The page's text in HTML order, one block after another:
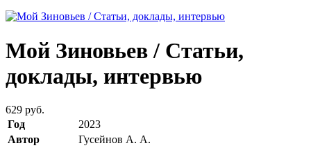
Мой Зиновьев / Статьи,
доклады, интервью
629 руб.
Год
2023
Автор
Гусейнов А. А.